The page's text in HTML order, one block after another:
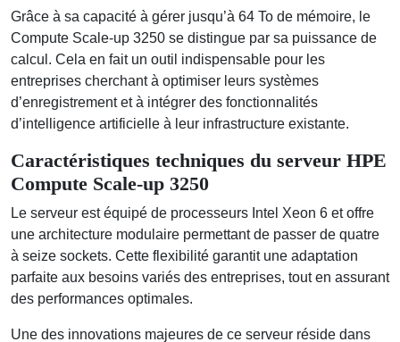
Grâce à sa capacité à gérer jusqu’à 64 To de mémoire, le
Compute Scale-up 3250 se distingue par sa puissance de
calcul. Cela en fait un outil indispensable pour les
entreprises cherchant à optimiser leurs systèmes
d’enregistrement et à intégrer des fonctionnalités
d’intelligence artificielle à leur infrastructure existante.
Caractéristiques techniques du serveur HPE
Compute Scale-up 3250
Le serveur est équipé de processeurs Intel Xeon 6 et offre
une architecture modulaire permettant de passer de quatre
à seize sockets. Cette flexibilité garantit une adaptation
parfaite aux besoins variés des entreprises, tout en assurant
des performances optimales.
Une des innovations majeures de ce serveur réside dans